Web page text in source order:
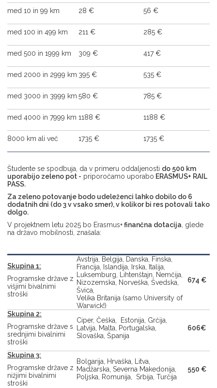
med 10 in 99 km 28 € 56 €
med 100 in 499 km 211 € 285 €
med 500 in 1999 km 309 € 417 €
med 2000 in 2999 km 395 € 535 €
med 3000 in 3999 km 580 € 785 €
med 4000 in 7999 km 1188 € 1188 €
8000 km ali več 1735 € 1735 €
Študente se spodbuja, da v primeru oddaljenosti do 500 km
uporabijo zeleno pot - priporočamo uporabo ERASMUS+ RAIL
PASS.
Za zeleno potovanje bodo udeleženci lahko dobilo do 6
dodatnih dni (do 3 v vsako smer), v kolikor bi res potovali tako
dolgo.
V projektnem letu 2025 bo Erasmus+finančna dotacija, glede
na državo mobilnosti, znašala:
Skupina 1:
Programske države z
višjimi bivalnimi
stroški
Avstrija, Belgija, Danska, Finska,
Francija, Islandija, Irska, Italija,
Luksemburg, Lihtenštajn, Nemčija,
Nizozemska, Norveška, Švedska,
Švica,
Velika Britanija (samo University of
Warwick!)
674 €
Skupina 2:
Programske države s
srednjimi bivalnimi
stroški
Ciper, Češka, Estonija, Grčija,
Latvija, Malta, Portugalska,
Slovaška, Španija
606€
Skupina 3:
Programske države z
nižjimi bivalnimi
stroški
Bolgarija, Hrvaška, Litva,
Madžarska, Severna Makedonija,
Poljska, Romunija, Srbija, Turčija
550 €